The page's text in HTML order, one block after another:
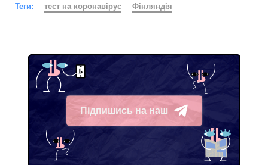
Теги: тест на коронавірус Фінляндія
Підпишись на наш
Telegram